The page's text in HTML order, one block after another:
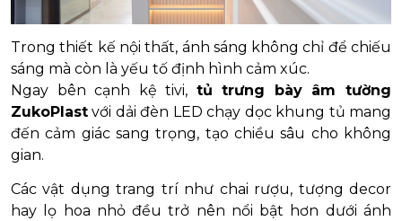
Trong thiết kế nội thất, ánh sáng không chỉ để chiếu
sáng mà còn là yếu tố định hình cảm xúc.
Ngay bên cạnh kệ tivi, tủ trưng bày âm tường
ZukoPlast với dải đèn LED chạy dọc khung tủ mang
đến cảm giác sang trọng, tạo chiều sâu cho không
gian.
Các vật dụng trang trí như chai rượu, tượng decor
hay lọ hoa nhỏ đều trở nên nổi bật hơn dưới ánh